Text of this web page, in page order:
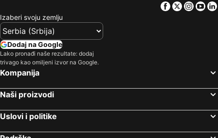
Vicky Rooms
Laki Beach Hotel
Stylish & Nature Home
Kappa Rooms Boutique Double Room
Heraion Hotel
Vasilia
House Agiou Georgiou 26
Facebook
Twitter
Izaberi svoju zemlju
Dodaj na Google
Lako pronađi naše rezultate: dodaj
trivago kao omiljeni izvor na Google.
Kompanija
Naši proizvodi
Uslovi i politike